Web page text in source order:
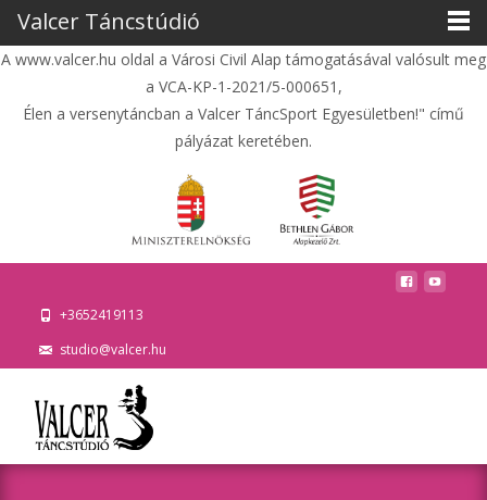
A www.valcer.hu oldal a Városi Civil Alap támogatásával valósult meg
a VCA-KP-1-2021/5-000651,
Élen a versenytáncban a Valcer TáncSport Egyesületben!" című
pályázat keretében.
+3652419113
studio@valcer.hu
Valcer Táncstúdió